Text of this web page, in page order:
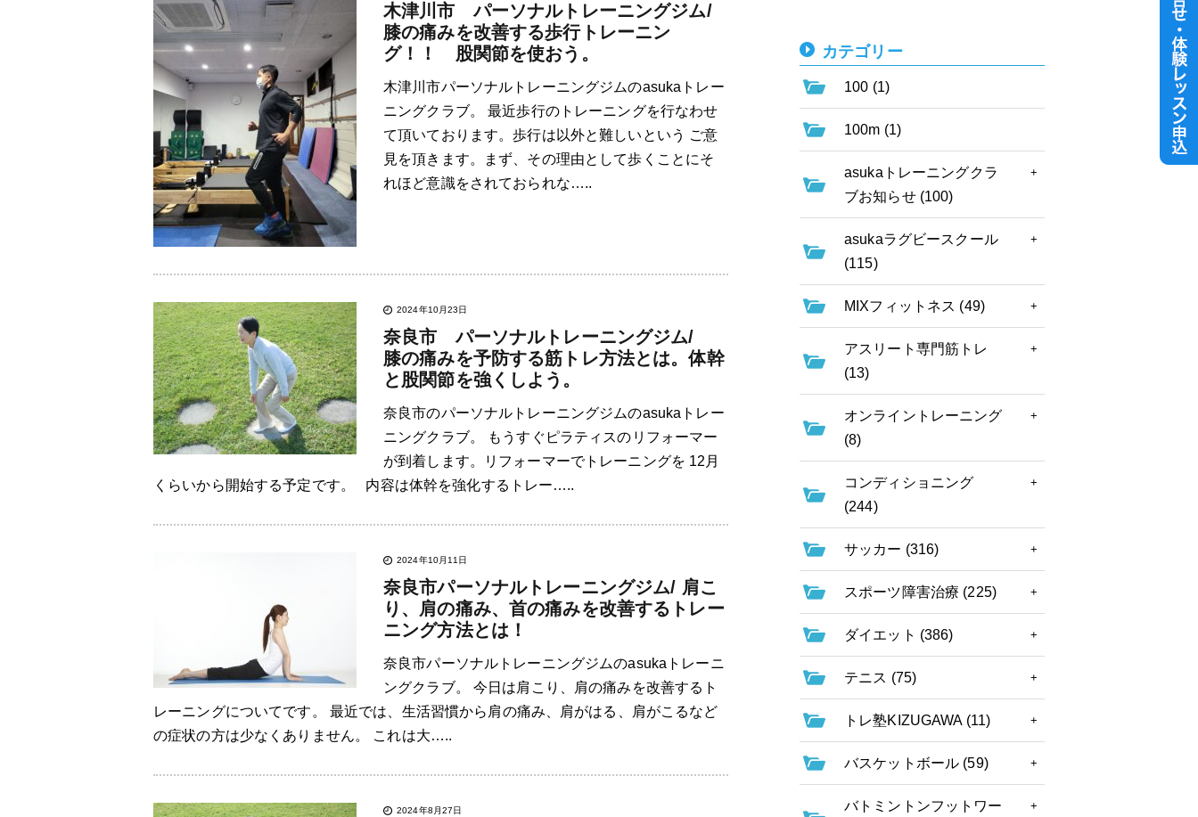
木津川市 パーソナルトレーニングジム/
膝の痛みを改善する歩行トレーニン
グ！！ 股関節を使おう。
木津川市パーソナルトレーニングジムのasukaトレー
ニングクラブ。 最近歩行のトレーニングを行なわせ
て頂いております。歩行は以外と難しいという ご意
見を頂きます。まず、その理由として歩くことにそ
れほど意識をされておられな…..
2024年10月23日
奈良市 パーソナルトレーニングジム/
膝の痛みを予防する筋トレ方法とは。体幹
と股関節を強くしよう。
奈良市のパーソナルトレーニングジムのasukaトレー
ニングクラブ。 もうすぐピラティスのリフォーマー
が到着します。リフォーマーでトレーニングを 12月
くらいから開始する予定です。 内容は体幹を強化するトレー…..
2024年10月11日
奈良市パーソナルトレーニングジム/ 肩こ
り、肩の痛み、首の痛みを改善するトレー
ニング方法とは！
奈良市パーソナルトレーニングジムのasukaトレーニ
ングクラブ。 今日は肩こり、肩の痛みを改善するト
レーニングについてです。 最近では、生活習慣から肩の痛み、肩がはる、肩がこるなど
の症状の方は少なくありません。 これは大…..
2024年8月27日
カテゴリー
100 (1)
100m (1)
asukaトレーニングクラ
ブお知らせ (100)
asukaラグビースクール
(115)
MIXフィットネス (49)
アスリート専門筋トレ
(13)
オンライントレーニング
(8)
コンディショニング
(244)
サッカー (316)
スポーツ障害治療 (225)
ダイエット (386)
テニス (75)
トレ塾KIZUGAWA (11)
バスケットボール (59)
バトミントンフットワー